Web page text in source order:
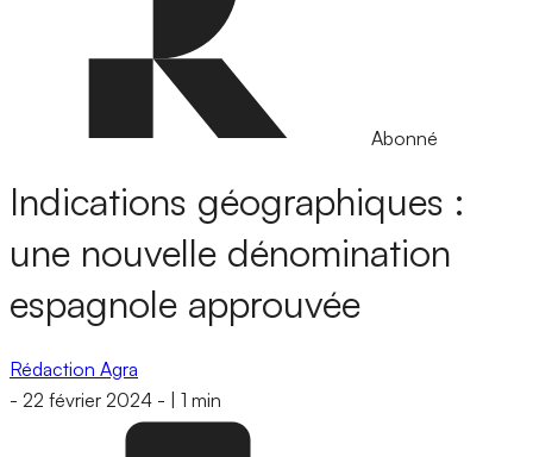
Abonné
Indications géographiques :
une nouvelle dénomination
espagnole approuvée
Rédaction Agra
- 22 février 2024 - 1 min